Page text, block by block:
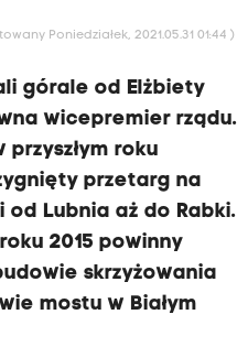
Poniedziałek, 2021.05.31 01:44 )
górale od Elżbiety
wicepremier rządu.
roku
przetarg na
Lubnia aż do Rabki.
2015 powinny
skrzyżowania
mostu w Białym